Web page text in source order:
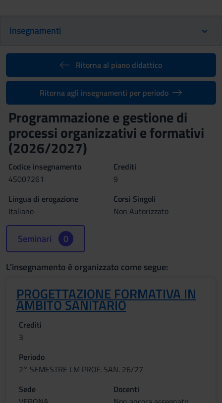
Insegnamenti
Ritorna al piano didattico
Ritorna agli insegnamenti per periodo
Programmazione e gestione di
processi organizzativi e formativi
(2026/2027)
Codice insegnamento
4S007261
Crediti
9
Lingua di erogazione
Italiano
Corsi Singoli
Non Autorizzato
Seminari 0
L'insegnamento è organizzato come segue:
PROGETTAZIONE FORMATIVA IN
AMBITO SANITARIO
Crediti
3
Periodo
2° SEMESTRE LM PROF. SAN. 26/27
Sede
Docenti